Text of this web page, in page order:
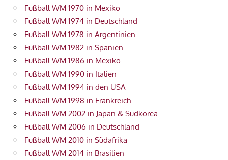
Fußball WM 1970 in Mexiko
Fußball WM 1974 in Deutschland
Fußball WM 1978 in Argentinien
Fußball WM 1982 in Spanien
Fußball WM 1986 in Mexiko
Fußball WM 1990 in Italien
Fußball WM 1994 in den USA
Fußball WM 1998 in Frankreich
Fußball WM 2002 in Japan & Südkorea
Fußball WM 2006 in Deutschland
Fußball WM 2010 in Südafrika
Fußball WM 2014 in Brasilien